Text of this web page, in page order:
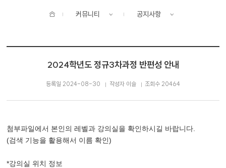
커뮤니티 공지사항
2024학년도 정규3차과정 반편성 안내
등록일 2024-08-30 작성자 이슬 조회수 20464
첨부파일에서 본인의 레벨과 강의실을 확인하시길 바랍니다.
(검색 기능을 활용해서 이름 확인)
*강의실 위치 정보